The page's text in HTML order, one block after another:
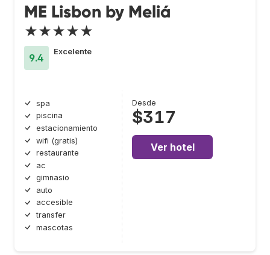
ME Lisbon by Meliá
★★★★★
9.4
Excelente
spa
piscina
estacionamiento
wifi (gratis)
restaurante
ac
gimnasio
auto
accesible
transfer
mascotas
Desde
$317
Ver hotel